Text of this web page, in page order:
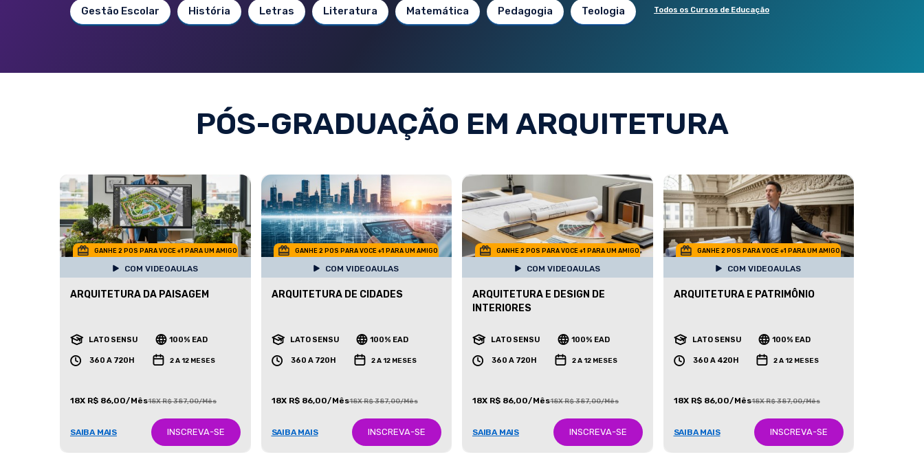
Gestão Escolar História Letras Literatura Matemática Pedagogia Teologia Todos os Cursos de Educação
PÓS-GRADUAÇÃO EM ARQUITETURA
GANHE 2 POS PARA VOCE +1 PARA UM AMIGO
COM VIDEOAULAS
ARQUITETURA DA PAISAGEM
LATO SENSU 100% EAD
360 A 720H 2 A 12 MESES
18X R$ 86,00/Mês18X R$ 387,00/Mês
SAIBA MAIS INSCREVA-SE
GANHE 2 POS PARA VOCE +1 PARA UM AMIGO
COM VIDEOAULAS
ARQUITETURA DE CIDADES
LATO SENSU 100% EAD
360 A 720H 2 A 12 MESES
18X R$ 86,00/Mês18X R$ 387,00/Mês
SAIBA MAIS INSCREVA-SE
GANHE 2 POS PARA VOCE +1 PARA UM AMIGO
COM VIDEOAULAS
ARQUITETURA E DESIGN DE
INTERIORES
LATO SENSU 100% EAD
360 A 720H 2 A 12 MESES
18X R$ 86,00/Mês18X R$ 387,00/Mês
SAIBA MAIS INSCREVA-SE
GANHE 2 POS PARA VOCE +1 PARA UM AMIGO
COM VIDEOAULAS
ARQUITETURA E PATRIMÔNIO
LATO SENSU 100% EAD
360 A 420H 2 A 12 MESES
18X R$ 86,00/Mês18X R$ 387,00/Mês
SAIBA MAIS INSCREVA-SE